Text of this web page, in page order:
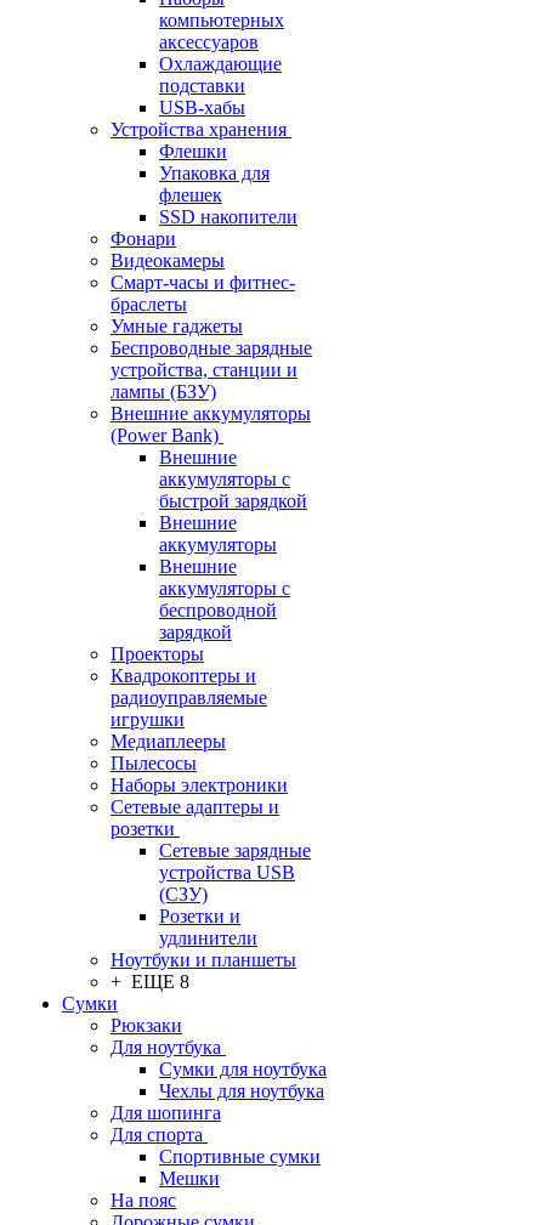
компьютерных
аксессуаров
Охлаждающие
подставки
USB-хабы
Устройства хранения
Флешки
Упаковка для
флешек
SSD накопители
Фонари
Видеокамеры
Смарт-часы и фитнес-
браслеты
Умные гаджеты
Беспроводные зарядные
устройства, станции и
лампы (БЗУ)
Внешние аккумуляторы
(Power Bank)
Внешние
аккумуляторы с
быстрой зарядкой
Внешние
аккумуляторы
Внешние
аккумуляторы с
беспроводной
зарядкой
Проекторы
Квадрокоптеры и
радиоуправляемые
игрушки
Медиаплееры
Пылесосы
Наборы электроники
Сетевые адаптеры и
розетки
Сетевые зарядные
устройства USB
(СЗУ)
Розетки и
удлинители
Ноутбуки и планшеты
+ ЕЩЕ 8
Сумки
Рюкзаки
Для ноутбука
Сумки для ноутбука
Чехлы для ноутбука
Для шопинга
Для спорта
Спортивные сумки
Мешки
На пояс